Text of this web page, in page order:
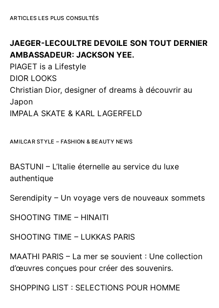
ARTICLES LES PLUS CONSULTÉS
JAEGER-LECOULTRE DEVOILE SON TOUT DERNIER
AMBASSADEUR: JACKSON YEE.
PIAGET is a Lifestyle
DIOR LOOKS
Christian Dior, designer of dreams à découvrir au
Japon
IMPALA SKATE & KARL LAGERFELD
AMILCAR STYLE – FASHION & BEAUTY NEWS
BASTUNI – L’Italie éternelle au service du luxe
authentique
Serendipity – Un voyage vers de nouveaux sommets
SHOOTING TIME – HINAITI
SHOOTING TIME – LUKKAS PARIS
MAATHI PARIS – La mer se souvient : Une collection
d’œuvres conçues pour créer des souvenirs.
SHOPPING LIST : SELECTIONS POUR HOMME